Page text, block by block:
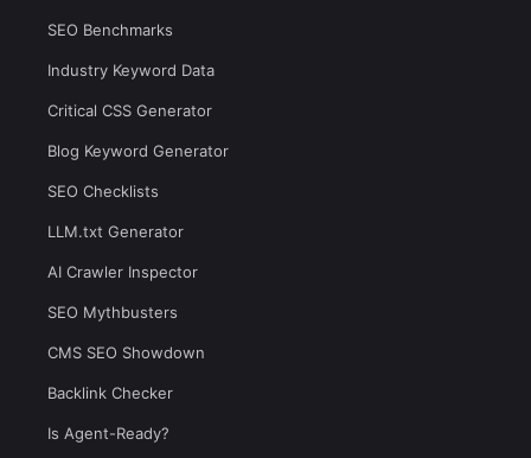
SEO Benchmarks
Industry Keyword Data
Critical CSS Generator
Blog Keyword Generator
SEO Checklists
LLM.txt Generator
AI Crawler Inspector
SEO Mythbusters
CMS SEO Showdown
Backlink Checker
Is Agent-Ready?